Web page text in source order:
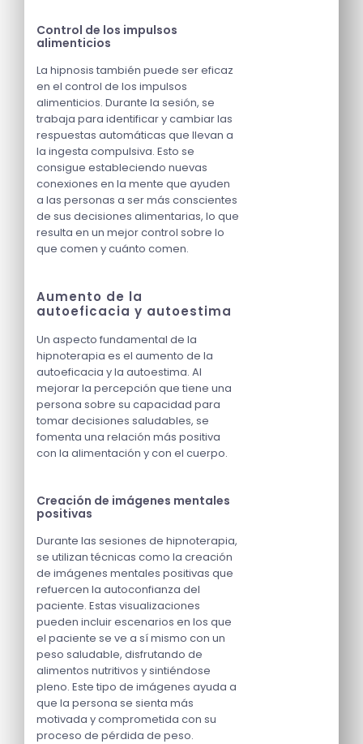
Control de los impulsos
alimenticios
La hipnosis también puede ser eficaz
en el control de los impulsos
alimenticios. Durante la sesión, se
trabaja para identificar y cambiar las
respuestas automáticas que llevan a
la ingesta compulsiva. Esto se
consigue estableciendo nuevas
conexiones en la mente que ayuden
a las personas a ser más conscientes
de sus decisiones alimentarias, lo que
resulta en un mejor control sobre lo
que comen y cuánto comen.
Aumento de la
autoeficacia y autoestima
Un aspecto fundamental de la
hipnoterapia es el aumento de la
autoeficacia y la autoestima. Al
mejorar la percepción que tiene una
persona sobre su capacidad para
tomar decisiones saludables, se
fomenta una relación más positiva
con la alimentación y con el cuerpo.
Creación de imágenes mentales
positivas
Durante las sesiones de hipnoterapia,
se utilizan técnicas como la creación
de imágenes mentales positivas que
refuercen la autoconfianza del
paciente. Estas visualizaciones
pueden incluir escenarios en los que
el paciente se ve a sí mismo con un
peso saludable, disfrutando de
alimentos nutritivos y sintiéndose
pleno. Este tipo de imágenes ayuda a
que la persona se sienta más
motivada y comprometida con su
proceso de pérdida de peso.